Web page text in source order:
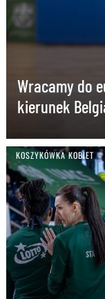
Wracamy do
kierunek
KOSZYKÓWKA KOBIET